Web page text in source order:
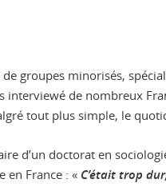
groupes minorisés,
de nombreux
tout plus simple, le
d’un doctorat en
en France : « C’était trop